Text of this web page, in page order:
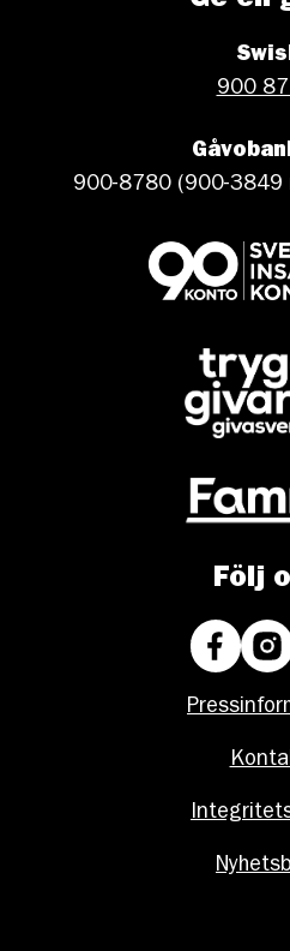
900
900-8780 (900-3849
Följ